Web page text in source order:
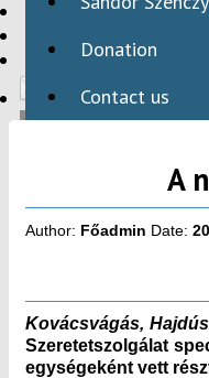
HBAID
INTERNATIONAL
Donation
Contact us
A
Author: Főadmin Date:
Kovácsvágás,
Szeretetszolgálat
egységeként vett